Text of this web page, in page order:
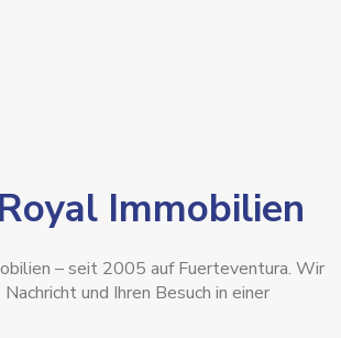
Immobilien
– seit 2005 auf Fuerteventura. Wir
und Ihren Besuch in einer